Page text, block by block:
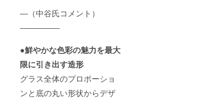
―（中谷氏コメント）
―――――
●鮮やかな色彩の魅力を最大
限に引き出す造形
グラス全体のプロポーショ
ンと底の丸い形状からデザ